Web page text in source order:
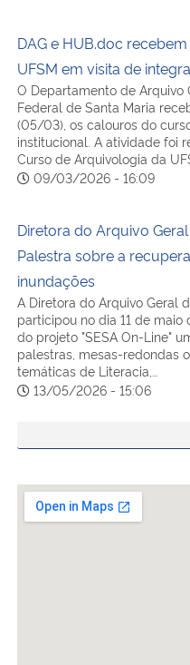
DAG e HUB.doc
UFSM em visita de
O Departamento de Arquivo
Federal de Santa Maria
(05/03), os calouros do
institucional. A atividade foi
Curso de Arquivologia da
09/03/2026 - 16:09
Diretora do Arquivo
Palestra sobre a
inundações
A Diretora do Arquivo Geral
participou no dia 11 de
do projeto "SESA On-Line"
palestras, mesas-redondas
temáticas de Literacia,…
13/05/2026 - 15:06